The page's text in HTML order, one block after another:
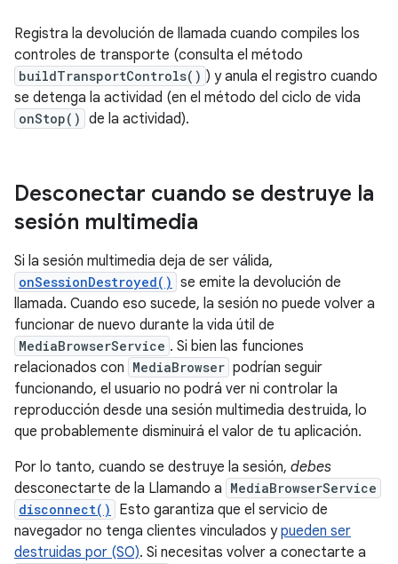
Registra la devolución de llamada cuando compiles los
controles de transporte (consulta el método
buildTransportControls() ) y anula el registro cuando
se detenga la actividad (en el método del ciclo de vida
onStop() de la actividad).
Desconectar cuando se destruye la
sesión multimedia
Si la sesión multimedia deja de ser válida,
onSessionDestroyed() se emite la devolución de
llamada. Cuando eso sucede, la sesión no puede volver a
funcionar de nuevo durante la vida útil de
MediaBrowserService . Si bien las funciones
relacionados con MediaBrowser podrían seguir
funcionando, el usuario no podrá ver ni controlar la
reproducción desde una sesión multimedia destruida, lo
que probablemente disminuirá el valor de tu aplicación.
Por lo tanto, cuando se destruye la sesión, debes
desconectarte de la Llamando a MediaBrowserService
disconnect()
Esto garantiza que el servicio de
navegador no tenga clientes vinculados ypueden ser
destruidas por (SO). Si necesitas volver a conectarte a